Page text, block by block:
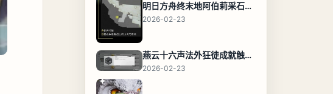
明日方舟终末地阿伯莉采石场宝箱全收集攻略，全点位分布图与路线
2026-02-23
燕云十六声法外狂徒成就触发条件与通关攻略
2026-02-23